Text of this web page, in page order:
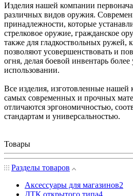
Изделия нашей компании
различных видов оружия.
принадлежности, которые
стрелковое оружие, гражданское
также для гладкоствольных ружей,
позволяют усовершенствовать и
огня, делая боевой инвентарь
использовании.
Все изделия, изготовленные
самых современных и прочных
отличаются эргономичностью,
стандартам и универсальностью.
Товары
Разделы товаров
Аксессуары для магазинов2
ДТК открытого типа4